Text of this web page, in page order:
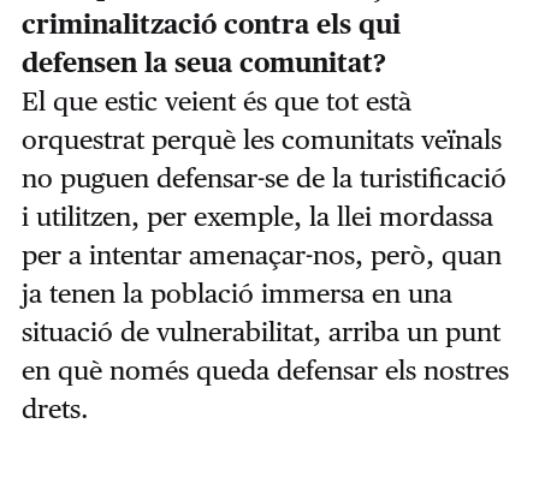
criminalització contra els qui
defensen la seua comunitat?
El que estic veient és que tot està
orquestrat perquè les comunitats veïnals
no puguen defensar-se de la turistificació
i utilitzen, per exemple, la llei mordassa
per a intentar amenaçar-nos, però, quan
ja tenen la població immersa en una
situació de vulnerabilitat, arriba un punt
en què només queda defensar els nostres
drets.